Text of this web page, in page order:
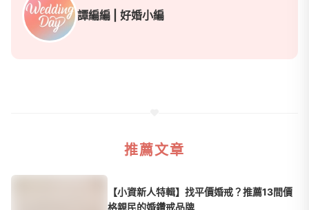
譚編編 | 好婚小編
推薦文章
【小資新人特輯】找平價婚戒？推薦13間價
格親民的婚鑽戒品牌